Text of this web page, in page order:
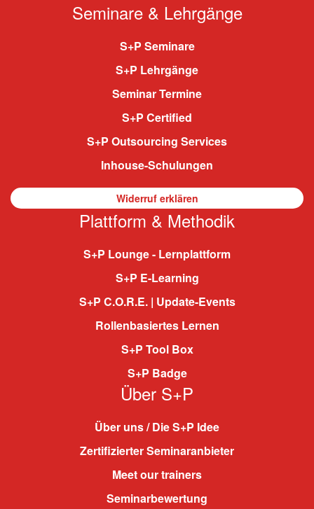
Seminare & Lehrgänge
S+P Seminare
S+P Lehrgänge
Seminar Termine
S+P Certified
S+P Outsourcing Services
Inhouse-Schulungen
Widerruf erklären
Plattform & Methodik
S+P Lounge - Lernplattform
S+P E-Learning
S+P C.O.R.E. | Update-Events
Rollenbasiertes Lernen
S+P Tool Box
S+P Badge
Über S+P
Über uns / Die S+P Idee
Zertifizierter Seminaranbieter
Meet our trainers
Seminarbewertung